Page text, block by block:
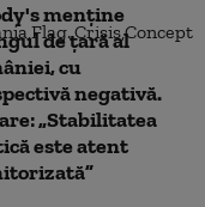
menține
de țară al
cu
negativă.
„Stabilitatea
este atent